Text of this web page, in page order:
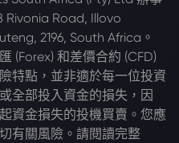
Rivonia Road, Illovo
2196, South Africa。
(Forex) 和差價合約 (CFD)
特點，並非適於每一位投資
全部投入資金的損失，因
資金損失的投機買賣。您應
有關風險。請閱讀完整